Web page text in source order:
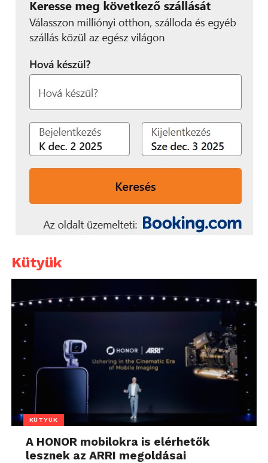
Kütyük
KÜTYÜK
A HONOR mobilokra is elérhetők
lesznek az ARRI megoldásai